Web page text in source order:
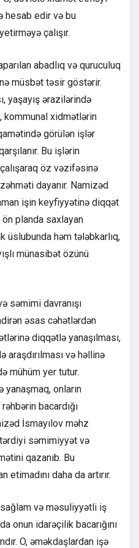
hesab edir və bu
çalışır.
abadlıq və quruculuq
müsbət təsir göstərir.
yaşayış ərazilərində
kommunal xidmətlərin
görülən işlər
Bu işlərin
öz vəzifəsinə
dayanır. Namizəd
işin keyfiyyətinə diqqət
ön planda saxlayan
üslubunda həm tələbkarlıq,
münasibət özünü
səmimi davranışı
əsas cəhətlərdən
diqqətlə yanaşılması,
və həllinə
mühüm yer tutur.
yanaşmaq, onların
bacardığı
İsmayılov məhz
səmimiyyət və
qazanıb. Bu
daha da artırır.
və məsuliyyətli iş
onun idarəçilik bacarığını
O, əməkdaşlardan işə